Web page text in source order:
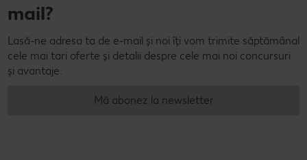
mail?
Lasă-ne adresa ta de e-mail și noi îți vom trimite săptămânal
cele mai tari oferte și detalii despre cele mai noi concursuri
și avantaje.
Mă abonez la newsletter